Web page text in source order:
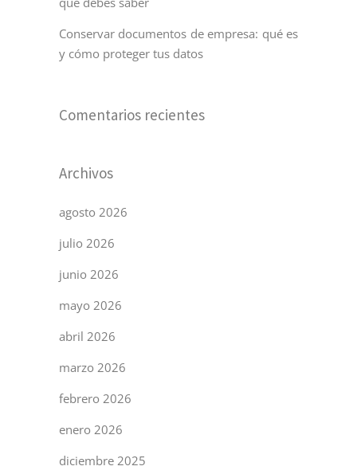
Conservar documentos de empresa: qué es
y cómo proteger tus datos
Comentarios recientes
Archivos
agosto 2026
julio 2026
junio 2026
mayo 2026
abril 2026
marzo 2026
febrero 2026
enero 2026
diciembre 2025